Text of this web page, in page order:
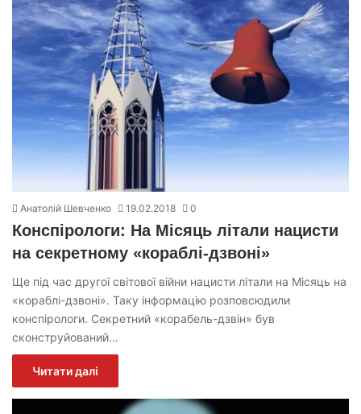
Анатолій Шевченко 19.02.2018 0
Конспірологи: На Місяць літали нацисти
на секретному «кораблі-дзвоні»
Ще під час другої світової війни нацисти літали на Місяць на
«кораблі-дзвоні». Таку інформацію розповсюдили
конспірологи. Секретний «корабель-дзвін» був
сконструйований…
Читати далі